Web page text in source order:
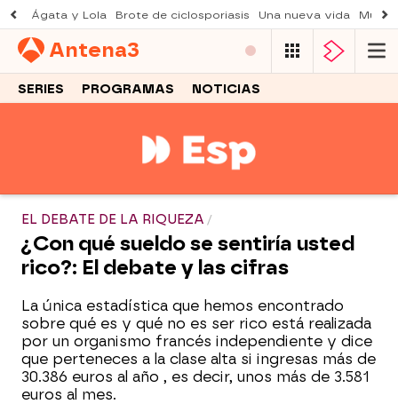
Ágata y Lola Brote de ciclosporiasis Una nueva vida
Antena3
SERIES PROGRAMAS NOTICIAS
EL DEBATE DE LA RIQUEZA
¿Con qué sueldo se sentiría usted
rico?: El debate y las cifras
La única estadística que hemos encontrado
sobre qué es y qué no es ser rico está realizada
por un organismo francés independiente y dice
que perteneces a la clase alta si ingresas más de
30.386 euros al año , es decir, unos más de 3.581
euros al mes.